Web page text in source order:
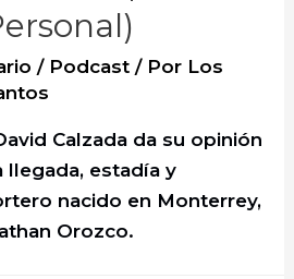
/ Podcast / Por Los
Calzada da su opinión
llegada, estadía y
nacido en Monterrey,
Orozco.